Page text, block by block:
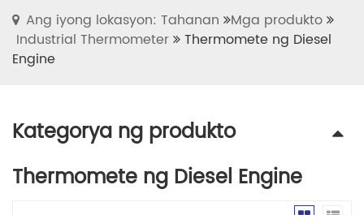
Ang iyong lokasyon: Tahanan
Mga produkto
Industrial Thermometer
Thermomete ng Diesel
Engine
Kategorya ng produkto
Thermomete ng Diesel Engine